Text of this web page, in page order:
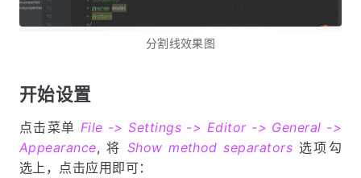
分割线效果图
开始设置
点击菜单 File -> Settings -> Editor -> General ->
Appearance, 将 Show method separators 选项勾
选上，点击应用即可：